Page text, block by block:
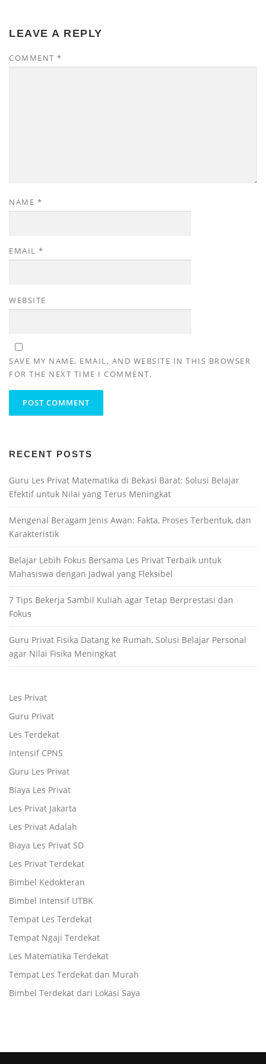
LEAVE A REPLY
COMMENT *
NAME *
EMAIL *
WEBSITE
SAVE MY NAME, EMAIL, AND WEBSITE IN THIS BROWSER
FOR THE NEXT TIME I COMMENT.
RECENT POSTS
Guru Les Privat Matematika di Bekasi Barat: Solusi Belajar
Efektif untuk Nilai yang Terus Meningkat
Mengenal Beragam Jenis Awan: Fakta, Proses Terbentuk, dan
Karakteristik
Belajar Lebih Fokus Bersama Les Privat Terbaik untuk
Mahasiswa dengan Jadwal yang Fleksibel
7 Tips Bekerja Sambil Kuliah agar Tetap Berprestasi dan
Fokus
Guru Privat Fisika Datang ke Rumah, Solusi Belajar Personal
agar Nilai Fisika Meningkat
Les Privat
Guru Privat
Les Terdekat
Intensif CPNS
Guru Les Privat
Biaya Les Privat
Les Privat Jakarta
Les Privat Adalah
Biaya Les Privat SD
Les Privat Terdekat
Bimbel Kedokteran
Bimbel Intensif UTBK
Tempat Les Terdekat
Tempat Ngaji Terdekat
Les Matematika Terdekat
Tempat Les Terdekat dan Murah
Bimbel Terdekat dari Lokasi Saya